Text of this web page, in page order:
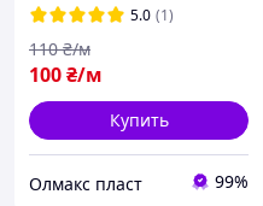
5.0 (1)
100₴/м
110 ₴/м
Купить
Олмакс пласт 99%